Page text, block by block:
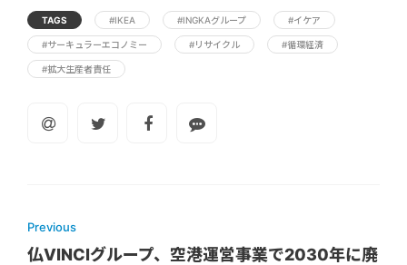
TAGS #IKEA #INGKAグループ #イケア
#サーキュラーエコノミー #リサイクル #循環経済
#拡大生産者責任
Previous
仏VINCIグループ、空港運営事業で2030年に廃